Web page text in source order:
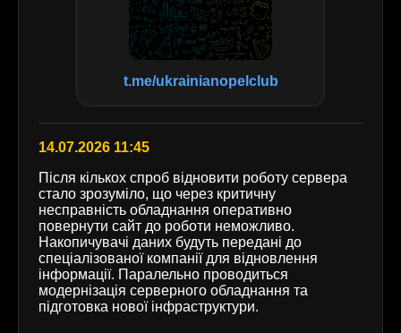
t.me/ukrainianopelclub
14.07.2026 11:45
Після кількох спроб відновити роботу сервера
стало зрозуміло, що через критичну
несправність обладнання оперативно
повернути сайт до роботи неможливо.
Накопичувачі даних будуть передані до
спеціалізованої компанії для відновлення
інформації. Паралельно проводиться
модернізація серверного обладнання та
підготовка нової інфраструктури.